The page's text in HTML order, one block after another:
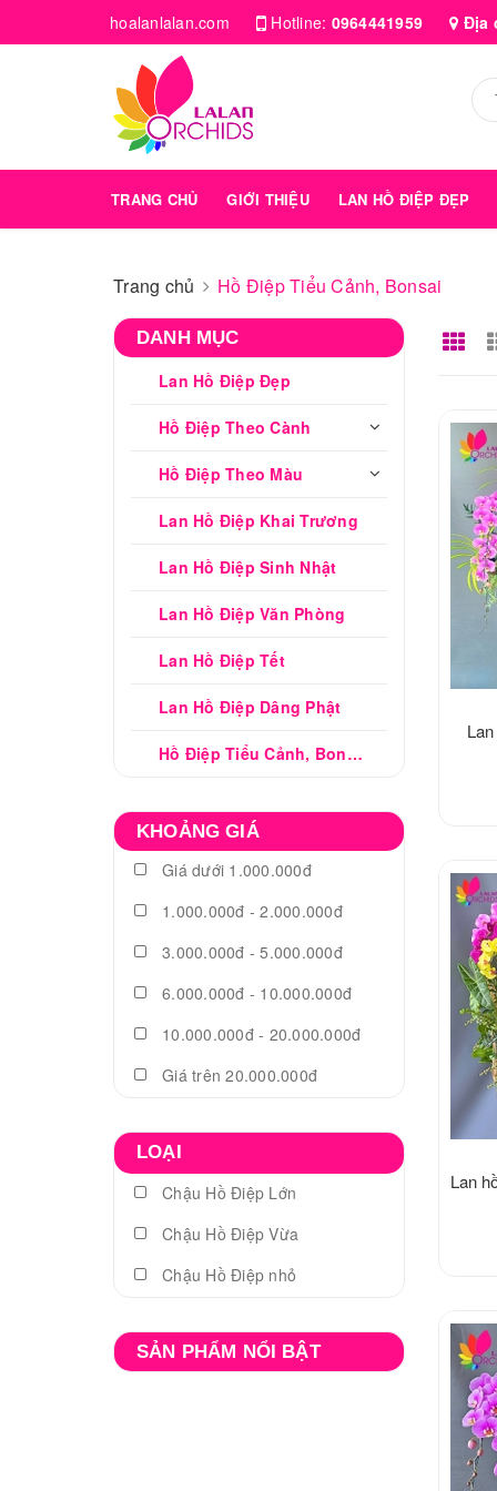
hoalanlalan.com Hotline: 0964441959 Địa
TRANG CHỦ GIỚI THIỆU LAN HỒ ĐIỆP ĐẸP
Trang chủ Hồ Điệp Tiểu Cảnh, Bonsai
Lan
DANH MỤC
Lan Hồ Điệp Đẹp
Hồ Điệp Theo Cành
Hồ Điệp Theo Màu
Lan Hồ Điệp Khai Trương
Lan Hồ Điệp Sinh Nhật
Lan Hồ Điệp Văn Phòng
Lan Hồ Điệp Tết
Lan Hồ Điệp Dâng Phật
Hồ Điệp Tiểu Cảnh, Bonsai
KHOẢNG GIÁ
Giá dưới 1.000.000đ
1.000.000đ - 2.000.000đ
3.000.000đ - 5.000.000đ
6.000.000đ - 10.000.000đ
10.000.000đ - 20.000.000đ
Giá trên 20.000.000đ
LOẠI
Chậu Hồ Điệp Lớn
Chậu Hồ Điệp Vừa
Chậu Hồ Điệp nhỏ
SẢN PHẨM NỔI BẬT